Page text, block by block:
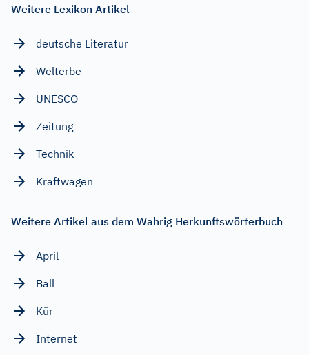
Weitere Lexikon Artikel
deutsche Literatur
Welterbe
UNESCO
Zeitung
Technik
Kraftwagen
Weitere Artikel aus dem Wahrig Herkunftswörterbuch
April
Ball
Kür
Internet